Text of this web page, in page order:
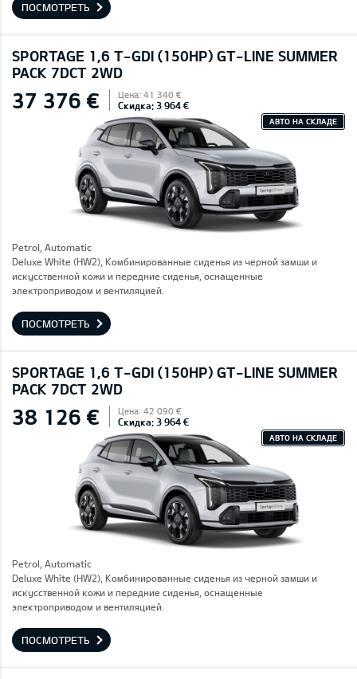
ПОСМОТРЕТЬ
SPORTAGE 1,6 T-GDI (150HP) GT-LINE SUMMER
PACK 7DCT 2WD
37 376 € Цена: 41 340 €
Скидка: 3 964 €
АВТО НА СКЛАДЕ
Petrol, Automatic
Deluxe White (HW2), Комбинированные сиденья из черной замши и
искусственной кожи и передние сиденья, оснащенные
электроприводом и вентиляцией.
ПОСМОТРЕТЬ
SPORTAGE 1,6 T-GDI (150HP) GT-LINE SUMMER
PACK 7DCT 2WD
38 126 € Цена: 42 090 €
Скидка: 3 964 €
АВТО НА СКЛАДЕ
Petrol, Automatic
Deluxe White (HW2), Комбинированные сиденья из черной замши и
искусственной кожи и передние сиденья, оснащенные
электроприводом и вентиляцией.
ПОСМОТРЕТЬ